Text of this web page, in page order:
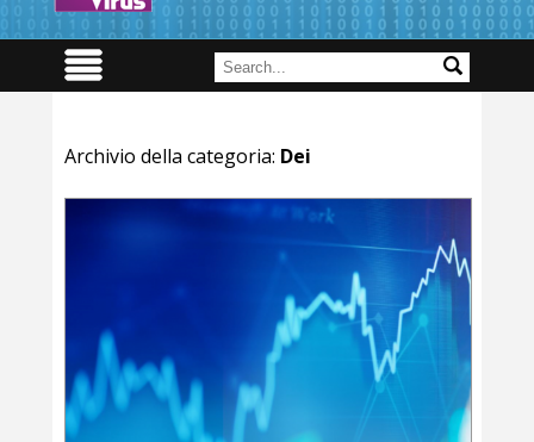
Archivio della categoria: Dei